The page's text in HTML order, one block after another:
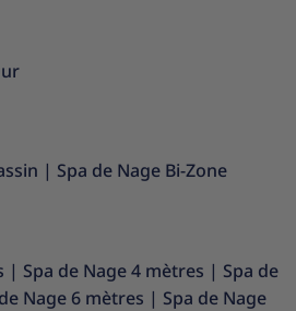
| Spa de Nage Bi-Zone
| Spa de Nage 4 mètres | Spa de
Nage 6 mètres | Spa de Nage